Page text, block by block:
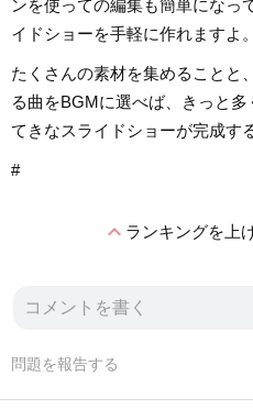
ンを使っての編集も簡単になっ
イドショーを手軽に作れますよ。
たくさんの素材を集めることと
る曲をBGMに選べば、きっと
てきなスライドショーが完成す
#
expand_lessランキングを上
問題を報告する